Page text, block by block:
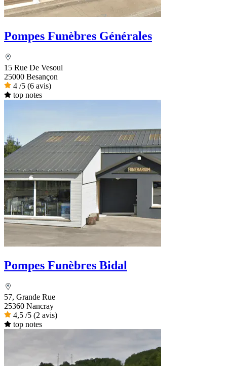
Pompes Funèbres Générales
15 Rue De Vesoul
25000 Besançon
4 /5 (6 avis)
top notes
Pompes Funèbres Bidal
57, Grande Rue
25360 Nancray
4,5 /5 (2 avis)
top notes